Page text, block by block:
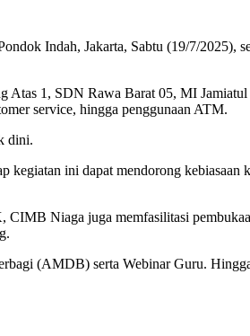
Indah, Jakarta, Sabtu (19/7/2025),
Atas 1, SDN Rawa Barat 05, MI
service, hingga penggunaan ATM.
dini.
kegiatan ini dapat mendorong kebiasaan
Niaga juga memfasilitasi
(AMDB) serta Webinar Guru.